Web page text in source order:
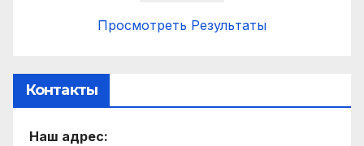
Просмотреть Результаты
Контакты
Наш адрес: